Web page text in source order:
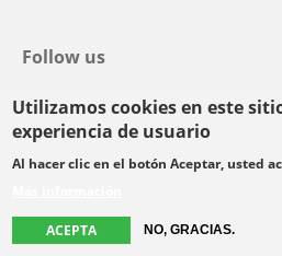
Utilizamos cookies en este
experiencia de usuario
Al hacer clic en el botón Aceptar, usted
ACEPTA NO, GRACIAS.
Follow us
facebook
twitteryoutubeyoutubeinstagram
Select
language
menu
© Copyright WCC 2026